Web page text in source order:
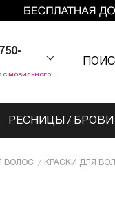
С МОБИЛЬНОГО!
РЕСНИЦЫ / БРОВИ
ВОЛОС КРАСКИ ДЛЯ